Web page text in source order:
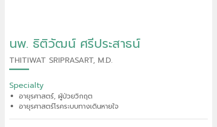
นพ. ธิติวัฒน์ ศรีประสาธน์
THITIWAT SRIPRASART, M.D.
Specialty
อายุรศาสตร์, ผู้ป่วยวิกฤต
อายุรศาสตร์โรคระบบทางเดินหายใจ